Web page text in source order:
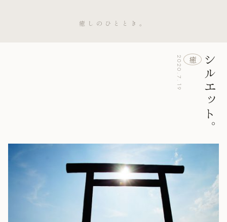
癒しのひととき。
シルエット。
癒
2020.7.19